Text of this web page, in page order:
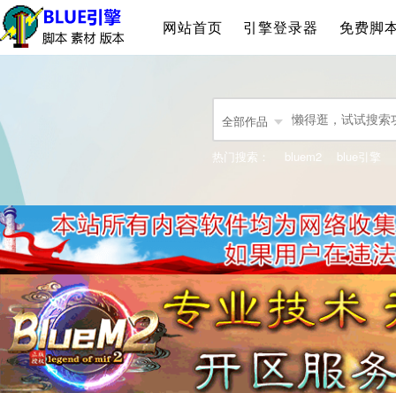
网站首页 引擎登录器 免费脚
全部作品
热门搜索： bluem2 blue引擎